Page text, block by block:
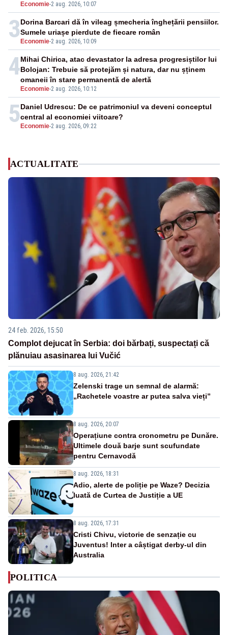
Economie-2 aug. 2026, 10:07
3 Economie-2 aug. 2026, 10:09
Dorina Barcari dă în vileag șmecheria înghețării pensiilor.
Sumele uriașe pierdute de fiecare român
4
Economie-2 aug. 2026, 10:12
Mihai Chirica, atac devastator la adresa progresiștilor lui
Bolojan: Trebuie să protejăm și natura, dar nu șținem
omaneii în stare permanentă de alertă
5 Economie-2 aug. 2026, 09:22
Daniel Udrescu: De ce patrimoniul va deveni conceptul
central al economiei viitoare?
ACTUALITATE
24 feb. 2026, 15:50
Complot dejucat în Serbia: doi bărbați, suspectați că
plănuiau asasinarea lui Vučić
8 aug. 2026, 21:42
Zelenski trage un semnal de alarmă:
„Rachetele voastre ar putea salva vieți”
8 aug. 2026, 20:07
Operațiune contra cronometru pe Dunăre.
Ultimele două barje sunt scufundate
pentru Cernavodă
8 aug. 2026, 18:31
Adio, alerte de poliție pe Waze? Decizia
luată de Curtea de Justiție a UE
8 aug. 2026, 17:31
Cristi Chivu, victorie de senzație cu
Juventus! Inter a câștigat derby-ul din
Australia
POLITICA